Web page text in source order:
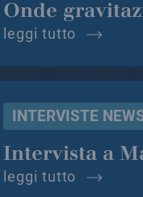
Onde
leggi tutto onde
INTERVISTE
Intervista a
leggi tutto